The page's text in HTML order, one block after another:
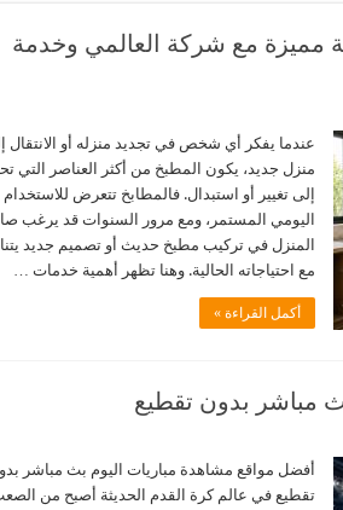
مميزة مع شركة العالمي وخدمة
عندما يفكر أي شخص في تجديد منزله أو الانتقال
منزل جديد، يكون المطبخ من أكثر العناصر التي
إلى تغيير أو استبدال. فالمطابخ تتعرض للاستخدام
اليومي المستمر، ومع مرور السنوات قد يرغب
المنزل في تركيب مطبخ حديث أو تصميم جديد
مع احتياجاته الحالية. وهنا تظهر أهمية خدمات …
أكمل القراءة »
مباشر بدون تقطيع
أفضل مواقع مشاهدة مباريات اليوم بث مباشر
تقطيع في عالم كرة القدم الحديثة أصبح من